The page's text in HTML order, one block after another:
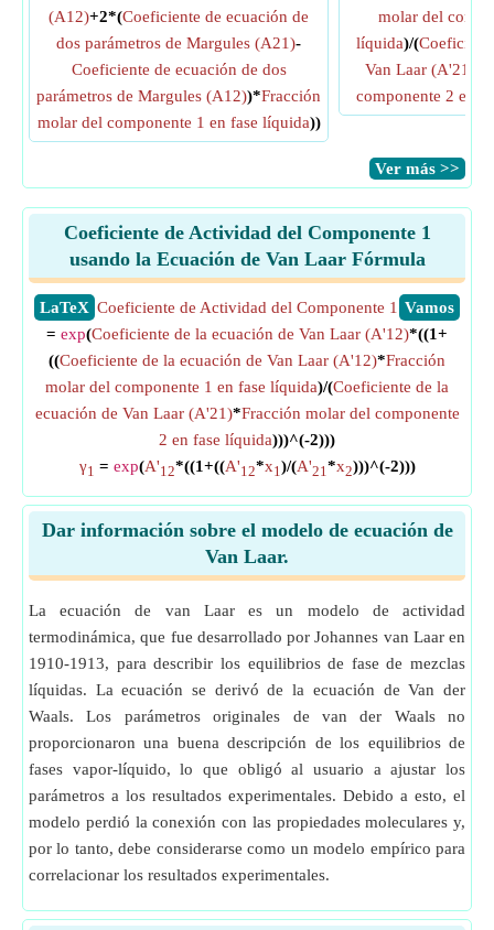
(A12)+2*(Coeficiente de ecuación de
dos parámetros de Margules (A21)-
Coeficiente de ecuación de dos
parámetros de Margules (A12))*Fracción
molar del componente 1 en fase líquida))
molar del
líquida)/(
Van Laar (A'21)
componente 2 en
​Ver más >>
Coeficiente de Actividad del Componente 1
usando la Ecuación de Van Laar Fórmula
​LaTeX ​Vamos
Coeficiente de Actividad del Componente 1
= exp(Coeficiente de la ecuación de Van Laar (A'12)*((1+
((Coeficiente de la ecuación de Van Laar (A'12)*Fracción
molar del componente 1 en fase líquida)/(Coeficiente de la
ecuación de Van Laar (A'21)*Fracción molar del componente
2 en fase líquida)))^(-2)))
γ1 = exp(A'12*((1+((A'12*x1)/(A'21*x2)))^(-2)))
Dar información sobre el modelo de ecuación de
Van Laar.
La ecuación de van Laar es un modelo de actividad
termodinámica, que fue desarrollado por Johannes van Laar en
1910-1913, para describir los equilibrios de fase de mezclas
líquidas. La ecuación se derivó de la ecuación de Van der
Waals. Los parámetros originales de van der Waals no
proporcionaron una buena descripción de los equilibrios de
fases vapor-líquido, lo que obligó al usuario a ajustar los
parámetros a los resultados experimentales. Debido a esto, el
modelo perdió la conexión con las propiedades moleculares y,
por lo tanto, debe considerarse como un modelo empírico para
correlacionar los resultados experimentales.